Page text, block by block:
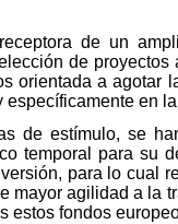
de un
de
orientada a
en
de estímulo, se
temporal para su
para lo cual
agilidad a la
estos fondos